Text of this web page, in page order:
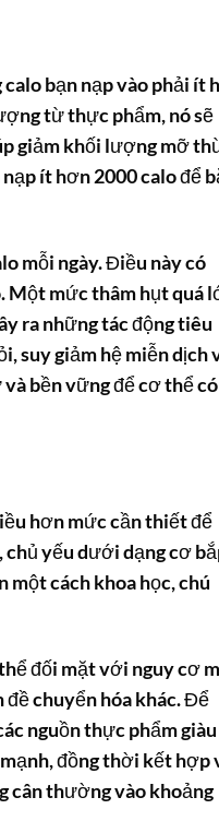
bạn nạp vào phải ít
từ thực phẩm, nó sẽ
giảm khối lượng mỡ
ít hơn 2000 calo để
mỗi ngày. Điều này có
Một mức thâm hụt quá
ra những tác động tiêu
suy giảm hệ miễn dịch
bền vững để cơ thể có
hơn mức cần thiết để
yếu dưới dạng cơ
cách khoa học, chú
đối mặt với nguy cơ
chuyển hóa khác. Để
nguồn thực phẩm giàu
đồng thời kết hợp
cân thường vào khoảng